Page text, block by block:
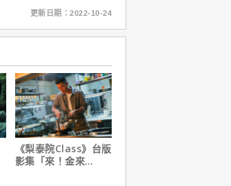
更新日期：2022-10-24
《梨泰院Class》台版
影集「來！金來